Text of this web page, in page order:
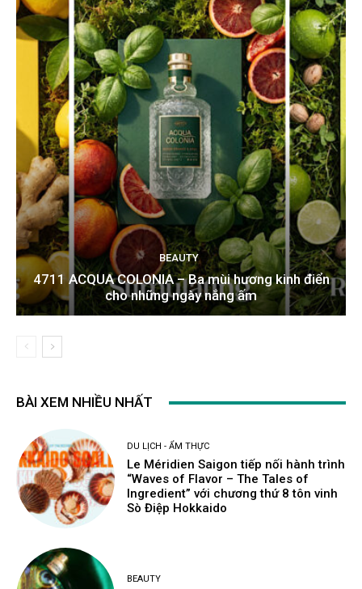
BEAUTY
4711 ACQUA COLONIA – Ba mùi hương kinh điển
cho những ngày nắng ấm
BÀI XEM NHIỀU NHẤT
DU LỊCH - ẨM THỰC
Le Méridien Saigon tiếp nối hành trình
“Waves of Flavor – The Tales of
Ingredient” với chương thứ 8 tôn vinh
Sò Điệp Hokkaido
BEAUTY